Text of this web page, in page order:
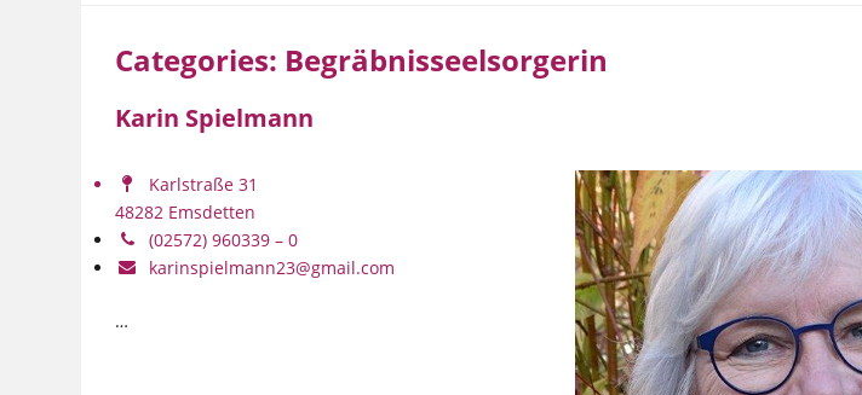
Categories: Begräbnisseelsorgerin
Karin Spielmann
Karlstraße 31
48282 Emsdetten
(02572) 960339 – 0
karinspielmann23@gmail.com
…